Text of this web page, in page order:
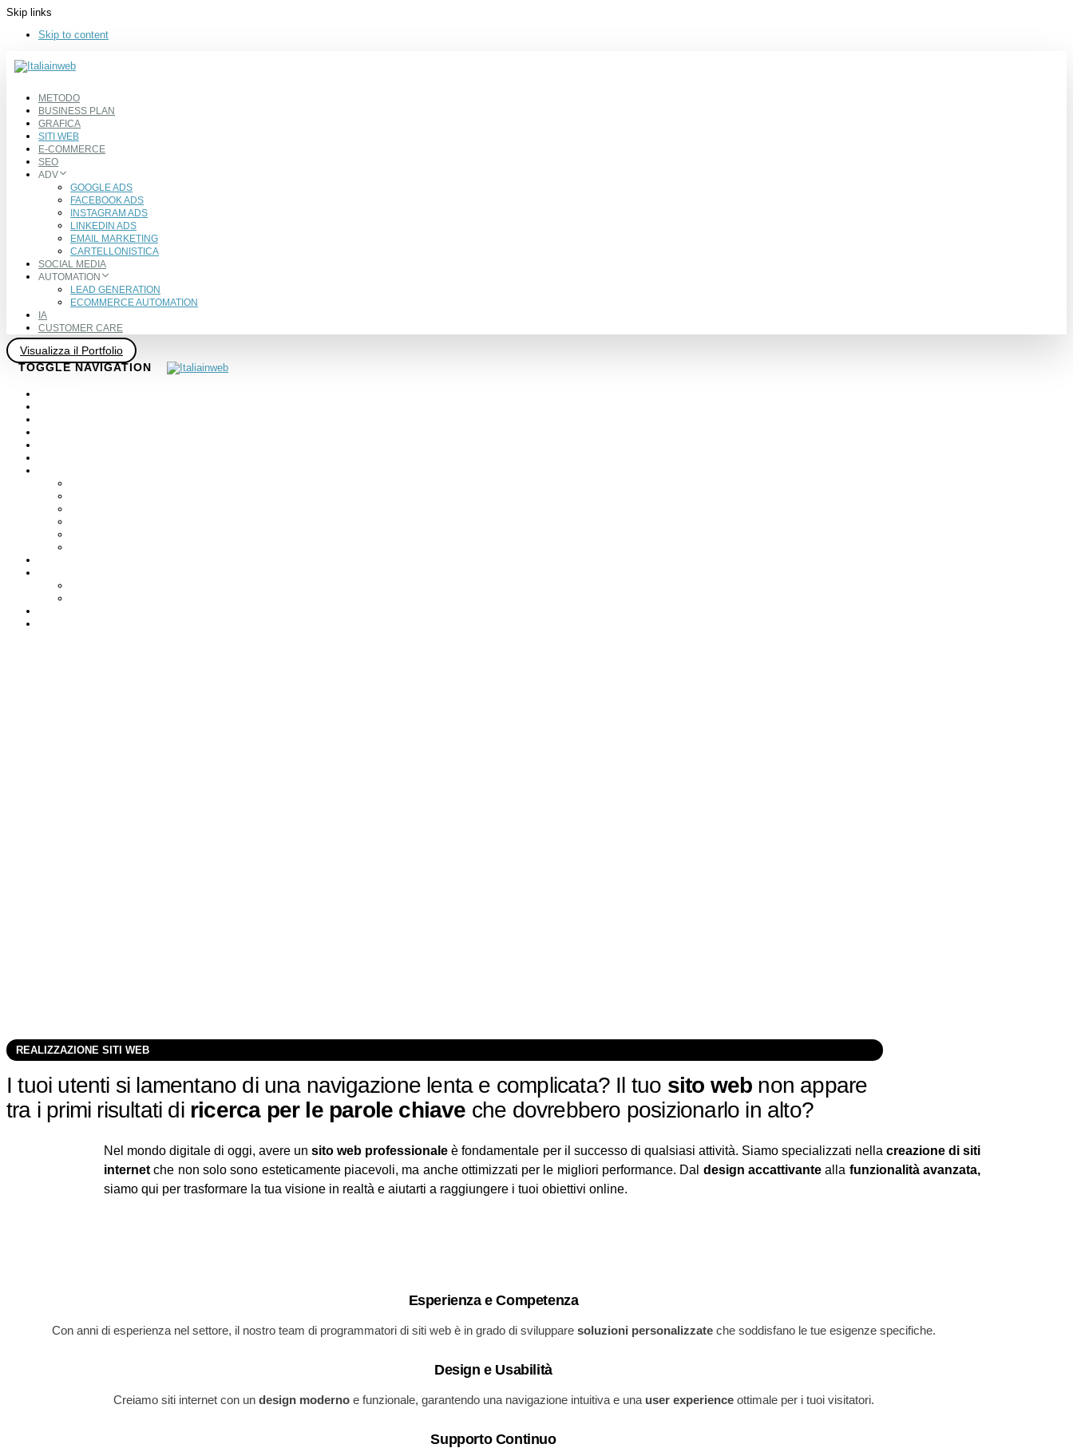
Skip links
Skip to content
METODO
BUSINESS PLAN
GRAFICA
SITI WEB
E-COMMERCE
SEO
ADV
GOOGLE ADS
FACEBOOK ADS
INSTAGRAM ADS
LINKEDIN ADS
EMAIL MARKETING
CARTELLONISTICA
SOCIAL MEDIA
AUTOMATION
LEAD GENERATION
ECOMMERCE AUTOMATION
IA
CUSTOMER CARE
Visualizza il Portfolio
TOGGLE NAVIGATION
REALIZZAZIONE SITI WEB
I tuoi utenti si lamentano di una navigazione lenta e complicata? Il tuo sito web non appare
tra i primi risultati di ricerca per le parole chiave che dovrebbero posizionarlo in alto?
Nel mondo digitale di oggi, avere unsito web professionale è fondamentale per il successo di qualsiasi attività. Siamo specializzati nella creazione di siti
internetche non solo sono esteticamente piacevoli, ma anche ottimizzati per le migliori performance. Dal design accattivante alla funzionalità avanzata,
siamo qui per trasformare la tua visione in realtà e aiutarti a raggiungere i tuoi obiettivi online.
Esperienza e Competenza
Con anni di esperienza nel settore, il nostro team di programmatori di siti web è in grado di sviluppare soluzioni personalizzate che soddisfano le tue esigenze specifiche.
Design e Usabilità
Creiamo siti internet con un design modernoe funzionale, garantendo una navigazione intuitiva e una user experienceottimale per i tuoi visitatori.
Supporto Continuo